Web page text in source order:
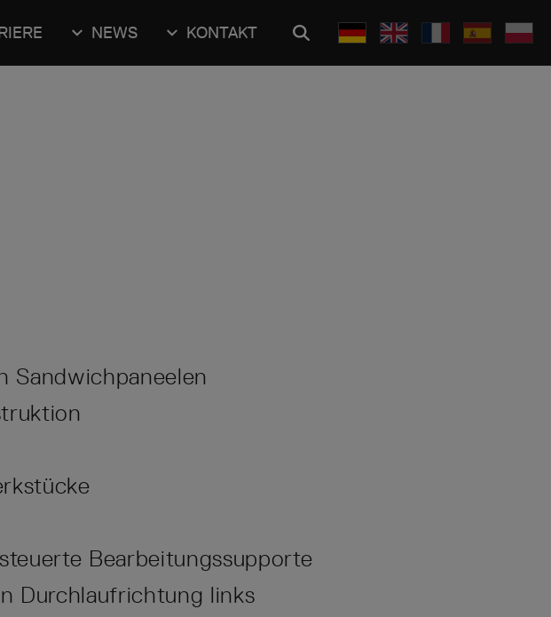
NEWS KONTAKT
Sandwichpaneelen
Bearbeitungssupporte
Durchlaufrichtung links